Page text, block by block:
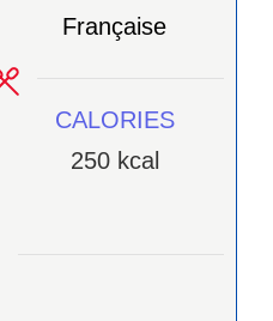
Française
CALORIES
250 kcal